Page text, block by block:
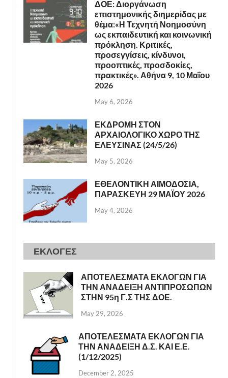
ΔΟΕ: Διοργάνωση
επιστημονικής διημερίδας με
θέμα:«Η Τεχνητή Νοημοσύνη
ως εκπαιδευτική και κοινωνική
πρόκληση. Κριτικές,
προσεγγίσεις, κίνδυνοι,
προοπτικές, προσδοκίες,
πρακτικές». Αθήνα 9, 10 Μαΐου
2026
May 6, 2026
ΕΚΔΡΟΜΗ ΣΤΟΝ
ΑΡΧΑΙΟΛΟΓΙΚΟ ΧΩΡΟ ΤΗΣ
ΕΛΕΥΣΙΝΑΣ (24/5/26)
May 5, 2026
ΕΘΕΛΟΝΤΙΚΗ ΑΙΜΟΔΟΣΙΑ,
ΠΑΡΑΣΚΕΥΗ 29 ΜΑΪΟΥ 2026
May 4, 2026
ΕΚΛΟΓΕΣ
ΑΠΟΤΕΛΕΣΜΑΤΑ ΕΚΛΟΓΩΝ ΓΙΑ
ΤΗΝ ΑΝΑΔΕΙΞΗ ΑΝΤΙΠΡΟΣΩΠΩΝ
ΣΤΗΝ 95η Γ.Σ ΤΗΣ ΔΟΕ.
May 29, 2026
ΑΠΟΤΕΛΕΣΜΑΤΑ ΕΚΛΟΓΩΝ ΓΙΑ
ΤΗΝ ΑΝΑΔΕΙΞΗ Δ.Σ. ΚΑΙ Ε.Ε.
(1/12/2025)
December 2, 2025